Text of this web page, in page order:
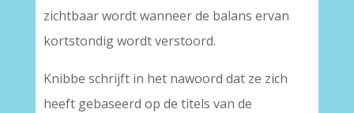
zichtbaar wordt wanneer de balans ervan
kortstondig wordt verstoord.
Knibbe schrijft in het nawoord dat ze zich
heeft gebaseerd op de titels van de